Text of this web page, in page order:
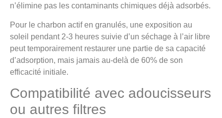
n’élimine pas les contaminants chimiques déjà adsorbés.
Pour le charbon actif en granulés, une exposition au
soleil pendant 2-3 heures suivie d’un séchage à l’air libre
peut temporairement restaurer une partie de sa capacité
d’adsorption, mais jamais au-delà de 60% de son
efficacité initiale.
Compatibilité avec adoucisseurs
ou autres filtres